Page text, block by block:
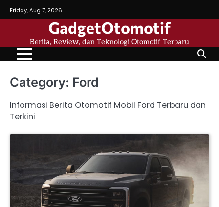
to
Friday, Aug 7, 2026
GadgetOtomotif
Berita, Review, dan Teknologi Otomotif Terbaru
Category: Ford
Informasi Berita Otomotif Mobil Ford Terbaru dan
Terkini